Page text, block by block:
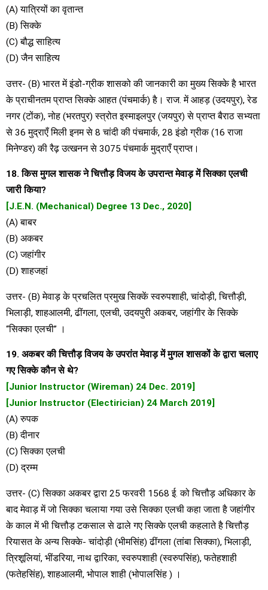
(A) यात्रियों का वृतान्त
(B) सिक्के
(C) बौद्ध साहित्य
(D) जैन साहित्य
उत्तर- (B) भारत में इंडो-ग्रीक शासको की जानकारी का मुख्य सिक्के है भारत
के प्राचीनतम प्राप्त सिक्के आहत (पंचमार्क) है। राज. में आहड़ (उदयपुर), रेड
नगर (टोंक), नोह (भरतपुर) स्त्रोत इस्माइलपुर (जयपुर) से प्राप्त बैराठ सभ्यता
से 36 मुद्राएँ मिली इनम से 8 चांदी की पंचमार्क, 28 इंडो ग्रीक (16 राजा
मिनेण्डर) की रैढ़ उत्खनन से 3075 पंचमार्क मुद्राएँ प्राप्त।
18. किस मुगल शासक ने चित्तौड़ विजय के उपरान्त मेवाड़ में सिक्का एलची
जारी किया?
[J.E.N. (Mechanical) Degree 13 Dec., 2020]
(A) बाबर
(B) अकबर
(C) जहांगीर
(D) शाहजहां
उत्तर- (B) मेवाड़ के प्रचलित प्रमुख सिक्कें स्वरुपशाही, चांदोड़ी, चित्तौड़ी,
भिलाड़ी, शाहआलमी, ढींगला, एलची, उदयपुरी अकबर, जहांगीर के सिक्के
“सिक्का एलची” ।
19. अकबर की चित्तौड़ विजय के उपरांत मेवाड़ में मुगल शासकों के द्वारा चलाए
गए सिक्के कौन से थे?
[Junior Instructor (Wireman) 24 Dec. 2019]
[Junior Instructor (Electirician) 24 March 2019]
(A) रुपक
(B) दीनार
(C) सिक्का एलची
(D) द्रम्म
उत्तर- (C) सिक्का अकबर द्वारा 25 फरवरी 1568 ई. को चित्तौड़ अधिकार के
बाद मेवाड़ में जो सिक्का चलाया गया उसे सिक्का एलची कहा जाता है जहांगीर
के काल में भी चित्तौड़ टकसाल से ढाले गए सिक्के एलची कहलाते है चित्तौड़
रियासत के अन्य सिक्के- चांदोड़ी (भीमसिंह) ढींगला (तांबा सिक्का), भिलाड़ी,
त्रिशूलियां, भींडरिया, नाथ द्वारिका, स्वरुपशाही (स्वरुपसिंह), फतेहशाही
(फतेहसिंह), शाहआलमी, भोपाल शाही (भोपालसिंह ) ।